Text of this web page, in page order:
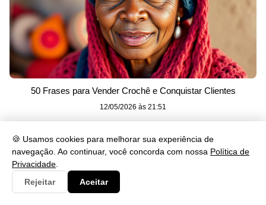
🍪 Usamos cookies para melhorar sua experiência de
navegação. Ao continuar, você concorda com nossa Política de
Privacidade
Rejeitar
Aceitar
50 Frases para Vender Crochê e Conquistar Clientes
12/05/2026 às 21:51
Categorias
Clima